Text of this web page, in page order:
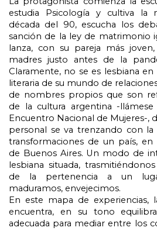
estudia Psicología y cultiva la
década del 90, escucha los
sanción de la ley de matrimonio
lanza, con su pareja más
madres justo antes de la
Claramente, no se es lesbiana
literaria de su mundo de
de nombres propios que son
de la cultura argentina -
Encuentro Nacional de Mujeres-,
personal se va trenzando con la
transformaciones de un país,
de Buenos Aires. Un modo de
lesbiana situada,
de la pertenencia a un
maduramos, envejecimos.
En este mapa de experiencias,
encuentra, en su tono
adecuada para mediar entre los